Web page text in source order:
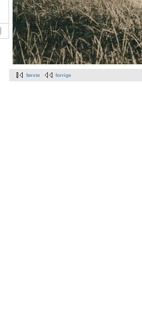
første forrige